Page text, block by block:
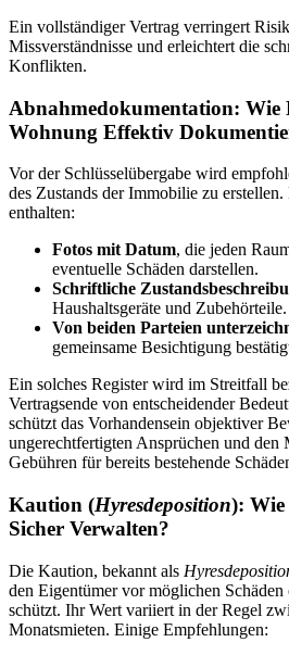
Ein vollständiger Vertrag verringert
Missverständnisse und erleichtert die
Konflikten.
Abnahmedokumentation: Wie
Wohnung Effektiv
Vor der Schlüsselübergabe wird
des Zustands der Immobilie zu
enthalten:
Fotos mit Datum, die jeden
eventuelle Schäden darstellen.
Schriftliche
Haushaltsgeräte und Zubehörteile.
Von beiden Parteien
gemeinsame Besichtigung
Ein solches Register wird im Streitfall
Vertragsende von entscheidender
schützt das Vorhandensein objektiver
ungerechtfertigten Ansprüchen und den
Gebühren für bereits bestehende
Kaution (Hyresdeposition): Wie
Sicher Verwalten?
Die Kaution, bekannt als
den Eigentümer vor möglichen
schützt. Ihr Wert variiert in der Regel
Monatsmieten. Einige Empfehlungen: